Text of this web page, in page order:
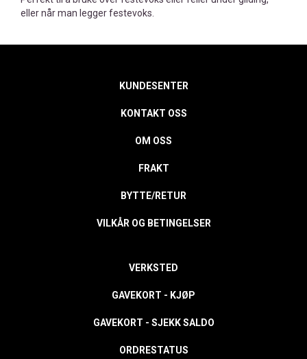
eller når man legger festevoks.
KUNDESENTER
KONTAKT OSS
OM OSS
FRAKT
BYTTE/RETUR
VILKÅR OG BETINGELSER
VERKSTED
GAVEKORT - KJØP
GAVEKORT - SJEKK SALDO
ORDRESTATUS